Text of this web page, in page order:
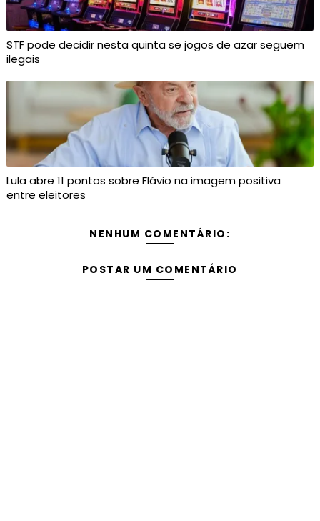
STF pode decidir nesta quinta se jogos de azar seguem
ilegais
Lula abre 11 pontos sobre Flávio na imagem positiva
entre eleitores
NENHUM COMENTÁRIO:
POSTAR UM COMENTÁRIO